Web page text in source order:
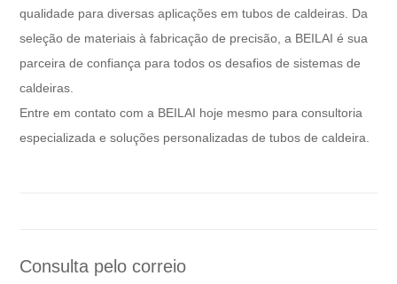
qualidade para diversas aplicações em tubos de caldeiras. Da
seleção de materiais à fabricação de precisão, a BEILAI é sua
parceira de confiança para todos os desafios de sistemas de
caldeiras.
Entre em contato com a BEILAI hoje mesmo para consultoria
especializada e soluções personalizadas de tubos de caldeira.
Consulta pelo correio